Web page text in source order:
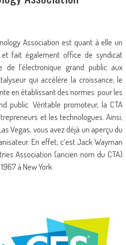
Association est quant à elle un
fait également office de syndicat
de l’électronique grand public aux
qui accélère la croissance, le
en établissant des normes pour les
public. Véritable promoteur, la CTA
et les technologues. Ainsi,
Vegas, vous avez déjà un aperçu du
En effet, c’est Jack Wayman
Association (ancien nom du CTA)
à New York.